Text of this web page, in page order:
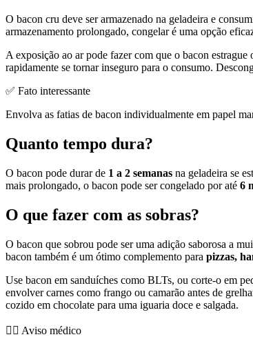
O bacon cru deve ser armazenado na geladeira e
armazenamento prolongado, congelar é uma opção
A exposição ao ar pode fazer com que o bacon
rapidamente se tornar inseguro para o consumo.
✅ Fato interessante
Envolva as fatias de bacon individualmente em papel
Quanto tempo dura?
O bacon pode durar de 1 a 2 semanas na geladeira se
mais prolongado, o bacon pode ser congelado por até 6
O que fazer com as sobras?
O bacon que sobrou pode ser uma adição saborosa a
bacon também é um ótimo complemento para pizzas,
Use bacon em sanduíches como BLTs, ou corte-o em
envolver carnes como frango ou camarão antes de
cozido em chocolate para uma iguaria doce e salgada.
👨‍⚕️️ Aviso médico